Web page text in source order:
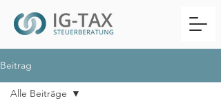
Beitrag
Alle Beiträge